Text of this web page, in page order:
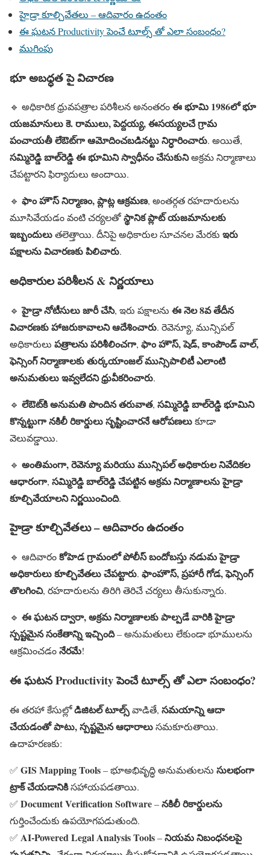
హైడ్రా కూల్చివేతలు – ఆదివారం ఉదంతం
ఈ ఘటన Productivity పెంచే టూల్స్ తో ఎలా సంబంధం?
ముగింపు
భూ అబధ్ధత పై విచారణ
🔹 అధికారిక ధ్రువపత్రాల పరిశీలన అనంతరంఈ భూమి 1986లో భూ
యజమానులు కె. రాములు, పెద్దయ్య, ఈసయ్యలచే గ్రామ
పంచాయతీ లేఔట్‌గా ఆమోదించబడినట్టు నిర్ధారించారు. అయితే,
సమ్మిరెడ్డి బాల్‌రెడ్డి ఈ భూమిని స్వాధీనం చేసుకునిఅక్రమ నిర్మాణాలు
చేపట్టారని ఫిర్యాదులు అందాయి.
🔹 ఫాం హౌస్ నిర్మాణం, ప్లాట్ల ఆక్రమణ, అంతర్గత రహదారులను
మూసివేయడం వంటి చర్యలతోస్థానిక ప్లాట్ యజమానులకు
ఇబ్బందులుతలెత్తాయి. దీనిపై అధికారుల సూచనల మేరకు ఇరు
పక్షాలను విచారణకు పిలిచారు.
అధికారుల పరిశీలన & నిర్ణయాలు
🔹హైడ్రా నోటీసులు జారీ చేసి, ఇరు పక్షాలను ఈ నెల 8వ తేదీన
విచారణకు హాజరుకావాలని ఆదేశించారు. రెవెన్యూ, మున్సిపల్
అధికారులు పత్రాలను పరిశీలించగా, ఫాం హౌస్, షెడ్, కాంపౌండ్ వాల్,
ఫెన్సింగ్ నిర్మాణాలకు తుర్కయాంజల్ మున్సిపాలిటీ ఎలాంటి
అనుమతులు ఇవ్వలేదని ధ్రువీకరించారు.
🔹 లేఔట్‌కి అనుమతి పొందిన తరువాత, సమ్మిరెడ్డి బాల్‌రెడ్డి భూమిని
కొన్నట్టుగా నకిలీ రికార్డులు సృష్టించారనే ఆరోపణలుకూడా
వెలువడ్డాయి.
🔹 అంతిమంగా, రెవెన్యూ మరియు మున్సిపల్ అధికారుల నివేదికల
ఆధారంగా, సమ్మిరెడ్డి బాల్‌రెడ్డి చేపట్టిన అక్రమ నిర్మాణాలను హైడ్రా
కూల్చివేయాలని నిర్ణయించింది.
హైడ్రా కూల్చివేతలు – ఆదివారం ఉదంతం
🔹 ఆదివారంకోహెడ గ్రామంలో పోలీస్ బందోబస్తు నడుమ హైడ్రా
అధికారులు కూల్చివేతలు చేపట్టారు. ఫాంహౌస్, ప్రహారీ గోడ, ఫెన్సింగ్
తొలగించి, రహదారులను తిరిగి తెరిచే చర్యలు తీసుకున్నారు.
🔹 ఈ ఘటన ద్వారా, అక్రమ నిర్మాణాలకు పాల్పడే వారికి హైడ్రా
స్పష్టమైన సంకేతాన్ని ఇచ్చింది– అనుమతులు లేకుండా భూములను
ఆక్రమించడంనేరమే!
ఈ ఘటన Productivity పెంచే టూల్స్ తో ఎలా సంబంధం?
ఈ తరహా కేసుల్లోడిజిటల్ టూల్స్వాడితే, సమయాన్ని ఆదా
చేయడంతో పాటు, స్పష్టమైన ఆధారాలుసమకూరుతాయి.
ఉదాహరణకు:
✅ GIS Mapping Tools– భూఅభివృద్ధి అనుమతులను సులభంగా
ట్రాక్ చేయడానికిసహాయపడతాయి.
✅ Document Verification Software–నకిలీ రికార్డులను
గుర్తించేందుకు ఉపయోగపడుతుంది.
✅ AI-Powered Legal Analysis Tools–నియమ నిబంధనలపై